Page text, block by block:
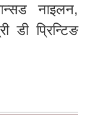
नाइलन,
डी प्रिन्टिङ